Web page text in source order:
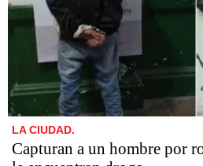
LA CIUDAD.
Capturan a un hombre por